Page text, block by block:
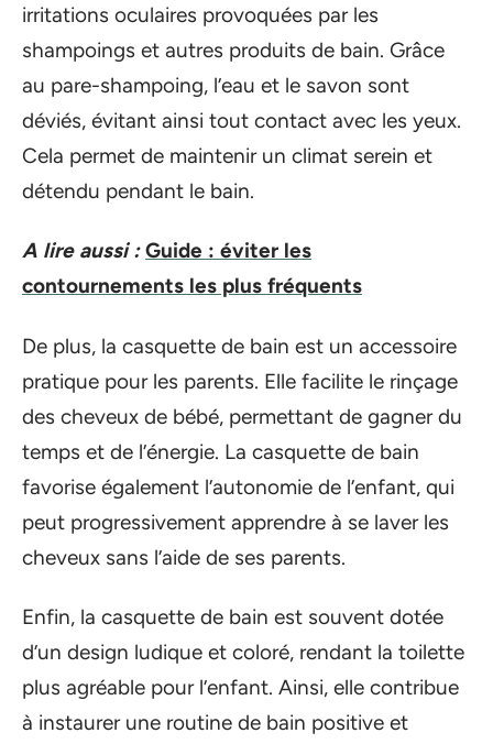
irritations oculaires provoquées par les
shampoings et autres produits de bain. Grâce
au pare-shampoing, l’eau et le savon sont
déviés, évitant ainsi tout contact avec les yeux.
Cela permet de maintenir un climat serein et
détendu pendant le bain.
A lire aussi : Guide : éviter les
contournements les plus fréquents
De plus, la casquette de bain est un accessoire
pratique pour les parents. Elle facilite le rinçage
des cheveux de bébé, permettant de gagner du
temps et de l’énergie. La casquette de bain
favorise également l’autonomie de l’enfant, qui
peut progressivement apprendre à se laver les
cheveux sans l’aide de ses parents.
Enfin, la casquette de bain est souvent dotée
d’un design ludique et coloré, rendant la toilette
plus agréable pour l’enfant. Ainsi, elle contribue
à instaurer une routine de bain positive et